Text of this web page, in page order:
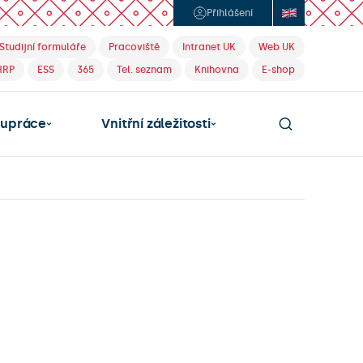
Přihlášení
formuláře Pracoviště Intranet UK
Web UK
ESS 365 Tel. seznam Knihovna E-shop
Vnitřní záležitosti